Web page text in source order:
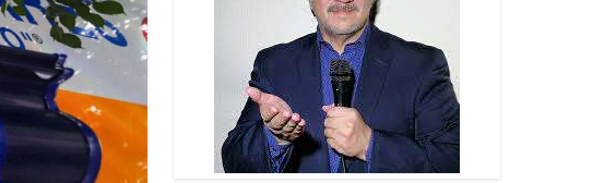
Promoción Turística 2026 y recibe a Enrique de la Madrid.
en Nayarit.
Negocios anual de World Trade Centers Association en Filadelfia